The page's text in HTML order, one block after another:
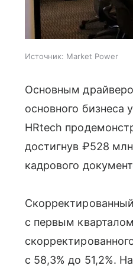
Источник: Market Power
Основным
основного бизнеса
HRtech
достигнув ₽528
кадрового
с первым
с 58,3% до 51,2%.